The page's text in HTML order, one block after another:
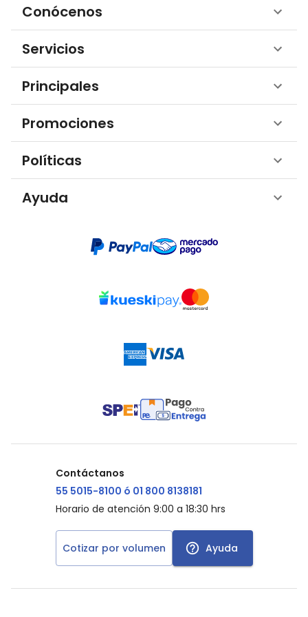
Conócenos
Servicios
Principales
Promociones
Políticas
Ayuda
Contáctanos
55 5015-8100 ó 01 800 8138181
Horario de atención 9:00 a 18:30 hrs
Cotizar por volumen Ayuda